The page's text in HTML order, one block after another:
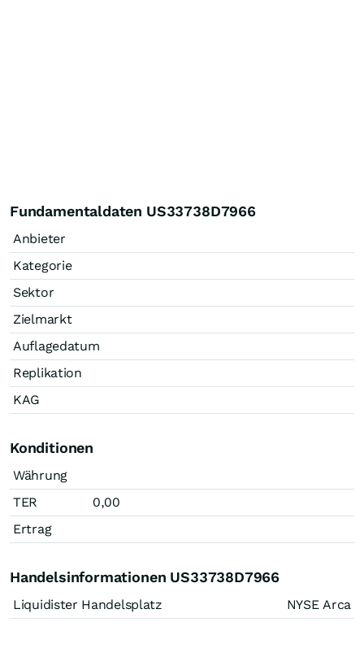
Fundamentaldaten US33738D7966
Anbieter
Kategorie
Sektor
Zielmarkt
Auflagedatum
Replikation
KAG
Konditionen
Währung
TER
0,00
Ertrag
Handelsinformationen US33738D7966
Liquidister Handelsplatz NYSE Arca